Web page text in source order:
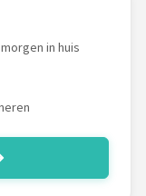
in huis